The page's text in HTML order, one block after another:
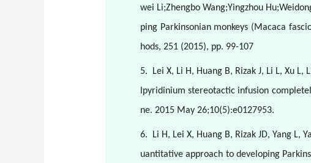
wei Li;Zhengbo Wang;Yingzhou
ping Parkinsonian monkeys (Macaca
hods, 251 (2015), pp. 99-107
5.
Lei X, Li H, Huang B, Rizak J, Li L, Xu L,
lpyridinium stereotactic infusion
ne. 2015 May 26;10(5):e0127953.
6.
Li H, Lei X, Huang B, Rizak JD, Yang L,
uantitative approach to developing